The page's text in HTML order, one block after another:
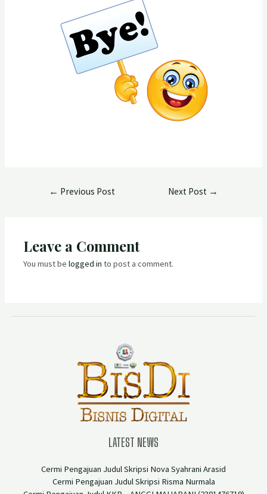
← Previous Post Next Post →
Leave a Comment
You must belogged in to post a comment.
LATEST NEWS
Cermi Pengajuan Judul Skripsi Nova Syahrani Arasid
Cermi Pengajuan Judul Skripsi Risma Nurmala